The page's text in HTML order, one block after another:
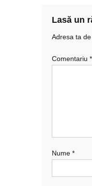
Lasă un
Adresa ta
Comentariu *
Nume *